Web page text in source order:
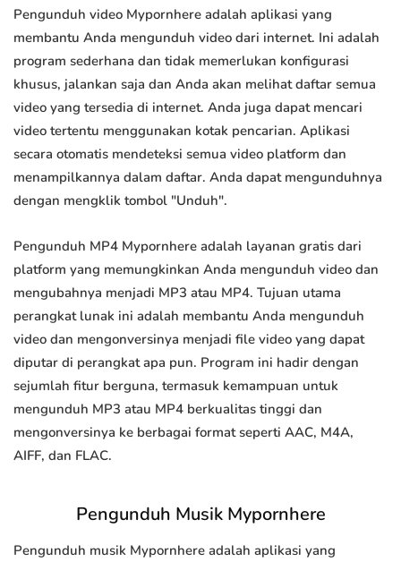
Pengunduh video Mypornhere adalah aplikasi yang
membantu Anda mengunduh video dari internet. Ini adalah
program sederhana dan tidak memerlukan konfigurasi
khusus, jalankan saja dan Anda akan melihat daftar semua
video yang tersedia di internet. Anda juga dapat mencari
video tertentu menggunakan kotak pencarian. Aplikasi
secara otomatis mendeteksi semua video platform dan
menampilkannya dalam daftar. Anda dapat mengunduhnya
dengan mengklik tombol "Unduh".
Pengunduh MP4 Mypornhere adalah layanan gratis dari
platform yang memungkinkan Anda mengunduh video dan
mengubahnya menjadi MP3 atau MP4. Tujuan utama
perangkat lunak ini adalah membantu Anda mengunduh
video dan mengonversinya menjadi file video yang dapat
diputar di perangkat apa pun. Program ini hadir dengan
sejumlah fitur berguna, termasuk kemampuan untuk
mengunduh MP3 atau MP4 berkualitas tinggi dan
mengonversinya ke berbagai format seperti AAC, M4A,
AIFF, dan FLAC.
Pengunduh Musik Mypornhere
Pengunduh musik Mypornhere adalah aplikasi yang